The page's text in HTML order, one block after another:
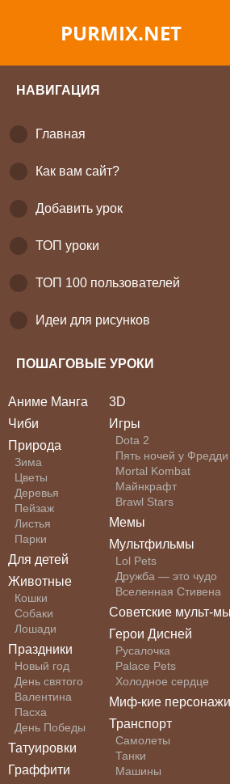
PURMIX.NET
НАВИГАЦИЯ
Главная
Как вам сайт?
Добавить урок
ТОП уроки
ТОП 100 пользователей
Идеи для рисунков
ПОШАГОВЫЕ УРОКИ
Аниме Манга
Чиби
Природа
Зима
Цветы
Деревья
Пейзаж
Листья
Парки
Для детей
Животные
Кошки
Собаки
Лошади
Праздники
Новый год
День святого
Валентина
Пасха
День Победы
Татуировки
Граффити
3D
Игры
Dota 2
Пять ночей у Фредди
Mortal Kombat
Майнкрафт
Brawl Stars
Мемы
Мультфильмы
Lol Pets
Дружба — это чудо
Вселенная Стивена
Советские мульт-мы
Герои Дисней
Русалочка
Palace Pets
Холодное сердце
Миф-кие персонажи
Транспорт
Самолеты
Танки
Машины